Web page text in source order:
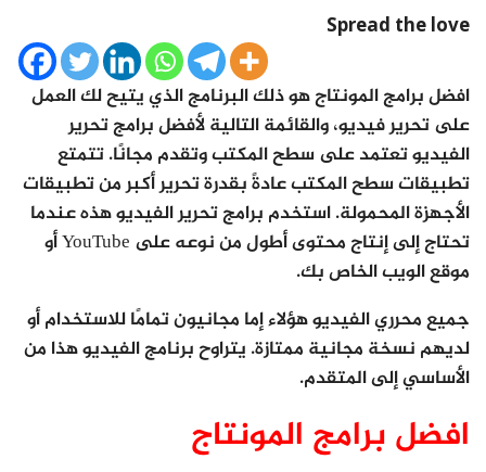
Spread the love
افضل برامج المونتاج هو ذلك البرنامج الذي يتيح لك العمل
على تحرير فيديو، والقائمة التالية لأفضل برامج تحرير
الفيديو تعتمد على سطح المكتب وتقدم مجانًا. تتمتع
تطبيقات سطح المكتب عادةً بقدرة تحرير أكبر من تطبيقات
الأجهزة المحمولة. استخدم برامج تحرير الفيديو هذه عندما
تحتاج إلى إنتاج محتوى أطول من نوعه على YouTube أو
موقع الويب الخاص بك.
جميع محرري الفيديو هؤلاء إما مجانيون تمامًا للاستخدام أو
لديهم نسخة مجانية ممتازة. يتراوح برنامج الفيديو هذا من
الأساسي إلى المتقدم.
افضل برامج المونتاج